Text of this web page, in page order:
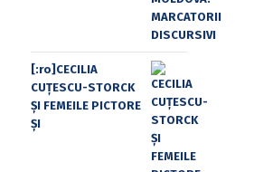
[:ro]CECILIA
CUŢESCU-STORCK
ŞI FEMEILE PICTORE
ŞI